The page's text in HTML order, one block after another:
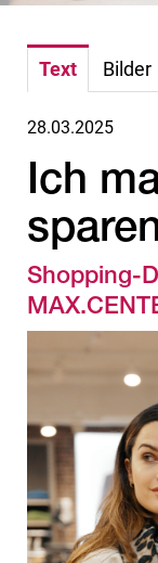
Text Bilder
28.03.2025
Ich
Shopping-